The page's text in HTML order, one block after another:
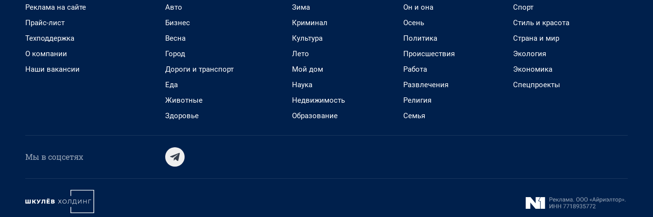
Реклама на сайте
Прайс-лист
Техподдержка
О компании
Наши вакансии
Авто
Бизнес
Весна
Город
Дороги и транспорт
Еда
Животные
Здоровье
Зима
Криминал
Культура
Лето
Мой дом
Наука
Недвижимость
Образование
Он и она
Осень
Политика
Происшествия
Работа
Развлечения
Религия
Семья
Спорт
Стиль и красота
Страна и мир
Экология
Экономика
Спецпроекты
Мы в соцсетях